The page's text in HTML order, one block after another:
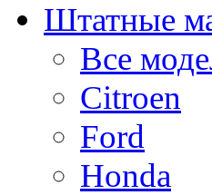
Штатные
Все
Citroen
Ford
Honda